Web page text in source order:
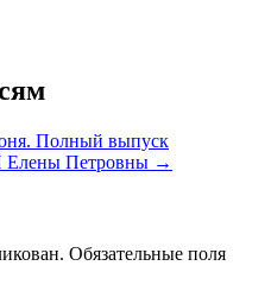
Полный выпуск
Петровны →
Обязательные поля